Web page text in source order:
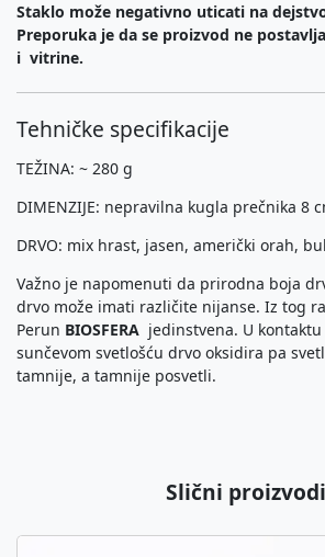
Staklo može negativno uticati na
Preporuka je da se proizvod ne
i vitrine.
Tehničke specifikacije
TEŽINA: ~ 280 g
DIMENZIJE: nepravilna kugla prečnika 8
DRVO: mix hrast, jasen, američki orah,
Važno je napomenuti da prirodna boja
drvo može imati različite nijanse. Iz tog
Perun BIOSFERA jedinstvena. U
sunčevom svetlošću drvo oksidira pa
tamnije, a tamnije posvetli.
Slični proizvodi